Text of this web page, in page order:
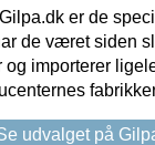
er de
de været siden
og importerer
udvalget på